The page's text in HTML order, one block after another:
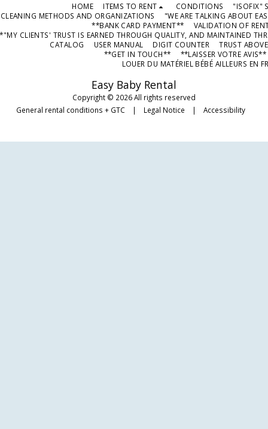
Easy Baby Rental
Copyright © 2026 All rights reserved
General rental conditions + GTC| Legal Notice | Accessibility
HOME ITEMS TO RENT CONDITIONS
"ISOFIX"
CLEANING METHODS AND ORGANIZATIONS
"WE ARE TALKING ABOUT
**BANK CARD PAYMENT**
VALIDATION OF
CLIENTS' TRUST IS EARNED THROUGH QUALITY, AND MAINTAINED
CATALOG
USER MANUAL DIGIT COUNTER
TRUST
**GET IN TOUCH**
**LAISSER VOTRE AVIS**
LOUER DU MATÉRIEL BÉBÉ AILLEURS EN